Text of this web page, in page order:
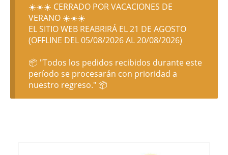
☀️☀️☀️ CERRADO POR VACACIONES DE
VERANO ☀️☀️☀️
EL SITIO WEB REABRIRÁ EL 21 DE AGOSTO
(OFFLINE DEL 05/08/2026 AL 20/08/2026)
📦 "Todos los pedidos recibidos durante este
período se procesarán con prioridad a
nuestro regreso." 📦